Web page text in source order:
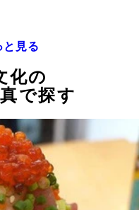
と見る
化の
で探す